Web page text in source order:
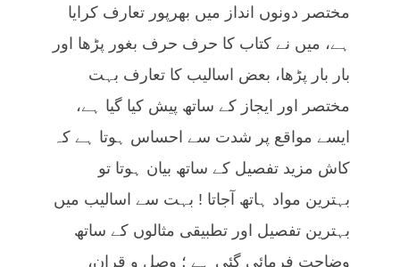
مختصر دونوں انداز میں بھرپور تعارف کرایا
ہے، میں نے کتاب کا حرف حرف بغور پڑھا اور
بار بار پڑھا، بعض اسالیب کا تعارف بہت
مختصر اور ایجاز کے ساتھ پیش کیا گیا ہے،
ایسے مواقع پر شدت سے احساس ہوتا ہے کہ
کاش مزید تفصیل کے ساتھ بیان ہوتا تو
بہترین مواد ہاتھ آجاتا ! بہت سے اسالیب میں
بہترین تفصیل اور تطبیقی مثالوں کے ساتھ
وضاحت فرمائی گئی ہے ؛ وصل و قران،